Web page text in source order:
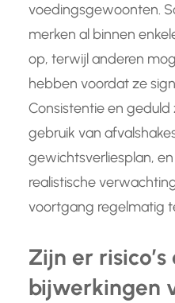
voedingsgewoonten.
merken al binnen
op, terwijl anderen
hebben voordat ze
Consistentie en
gebruik van
gewichtsverliesplan,
realistische
voortgang regelmatig
Zijn er risico’s
bijwerkingen